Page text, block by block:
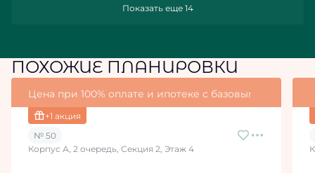
Показать еще 14
ПОХОЖИЕ ПЛАНИРОВКИ
Цена при 100% оплате и ипотеке с базовыми
+1 акция
№ 50
Корпус А, 2 очередь, Секция 2, Этаж 4